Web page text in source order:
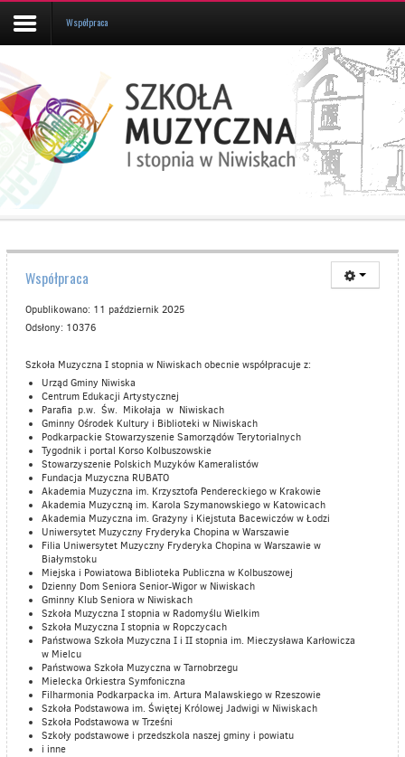
Aktualności
Kalendarz
UCZEŃ/RODZIC
Galeria
SZKOLE
Kontakt
Współpraca
Współpraca
Opublikowano: 11 październik 2025
Odsłony: 10376
Szkoła Muzyczna I stopnia w Niwiskach obecnie współpracuje z:
Urząd Gminy Niwiska
Centrum Edukacji Artystycznej
Parafia p.w. Św. Mikołaja w Niwiskach
Gminny Ośrodek Kultury i Biblioteki w Niwiskach
Podkarpackie Stowarzyszenie Samorządów Terytorialnych
Tygodnik i portal Korso Kolbuszowskie
Stowarzyszenie Polskich Muzyków Kameralistów
Fundacja Muzyczna RUBATO
Akademia Muzyczna im. Krzysztofa Pendereckiego w Krakowie
Akademia Muzyczną im. Karola Szymanowskiego w Katowicach
Akademia Muzyczna im. Grażyny i Kiejstuta Bacewiczów w Łodzi
Uniwersytet Muzyczny Fryderyka Chopina w Warszawie
Filia Uniwersytet Muzyczny Fryderyka Chopina w Warszawie w
Białymstoku
Miejska i Powiatowa Biblioteka Publiczna w Kolbuszowej
Dzienny Dom Seniora Senior-Wigor w Niwiskach
Gminny Klub Seniora w Niwiskach
Szkoła Muzyczna I stopnia w Radomyślu Wielkim
Szkoła Muzyczna I stopnia w Ropczycach
Państwowa Szkoła Muzyczna I i II stopnia im. Mieczysława Karłowicza
w Mielcu
Państwowa Szkoła Muzyczna w Tarnobrzegu
Mielecka Orkiestra Symfoniczna
Filharmonia Podkarpacka im. Artura Malawskiego w Rzeszowie
Szkoła Podstawowa im. Świętej Królowej Jadwigi w Niwiskach
Szkoła Podstawowa w Trześni
Szkoły podstawowe i przedszkola naszej gminy i powiatu
i inne